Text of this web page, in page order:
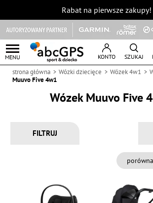
Rabat na pierwsze zakupy!
MENU KONTO SZUKAJ
strona główna Wózki dziecięce Wózek 4w1
Muuvo Five 4w1
Wózek Muuvo Five
FILTRUJ